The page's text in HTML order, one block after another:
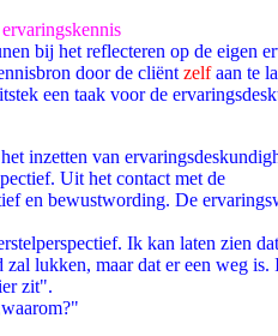
bij het reflecteren op de eigen
door de cliënt zelfaan te
een taak voor de
inzetten van
Uit het contact met de
en bewustwording. De
Ik kan laten zien
lukken, maar dat er een weg is.
zit".